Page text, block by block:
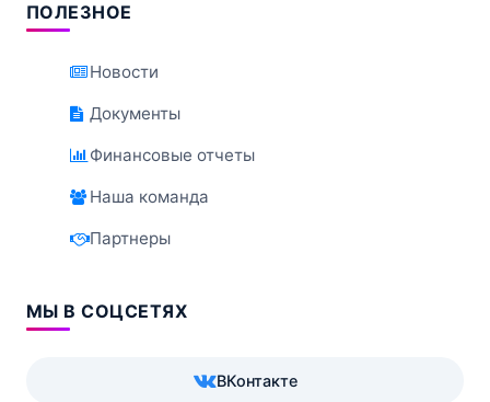
ПОЛЕЗНОЕ
Новости
Документы
Финансовые отчеты
Наша команда
Партнеры
МЫ В СОЦСЕТЯХ
ВКонтакте